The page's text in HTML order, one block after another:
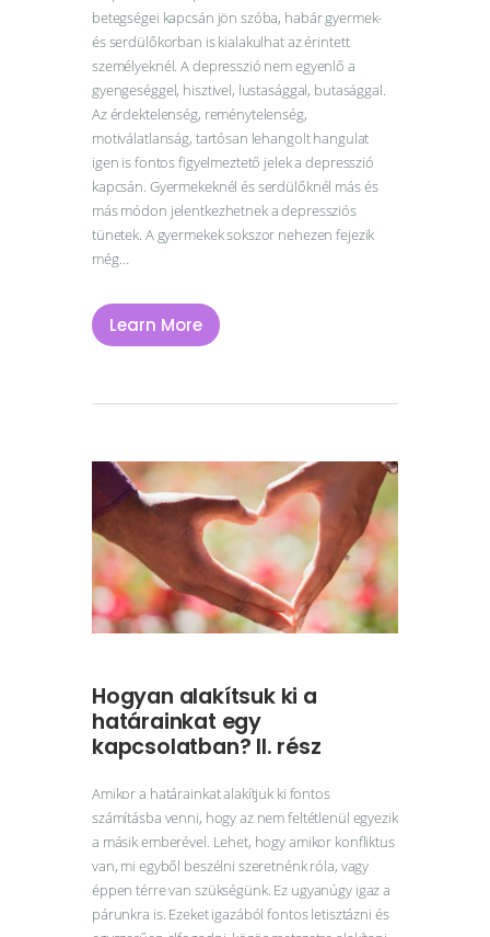
betegségei kapcsán jön szóba, habár gyermek-
és serdülőkorban is kialakulhat az érintett
személyeknél. A depresszió nem egyenlő a
gyengeséggel, hisztivel, lustasággal, butasággal.
Az érdektelenség, reménytelenség,
motiválatlanság, tartósan lehangolt hangulat
igen is fontos figyelmeztető jelek a depresszió
kapcsán. Gyermekeknél és serdülőknél más és
más módon jelentkezhetnek a depressziós
tünetek. A gyermekek sokszor nehezen fejezik
még…
Learn More
Hogyan alakítsuk ki a
határainkat egy
kapcsolatban? II. rész
Amikor a határainkat alakítjuk ki fontos
számításba venni, hogy az nem feltétlenül egyezik
a másik emberével. Lehet, hogy amikor konfliktus
van, mi egyből beszélni szeretnénk róla, vagy
éppen térre van szükségünk. Ez ugyanúgy igaz a
párunkra is. Ezeket igazából fontos letisztázni és